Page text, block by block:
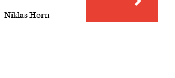
Niklas Horn